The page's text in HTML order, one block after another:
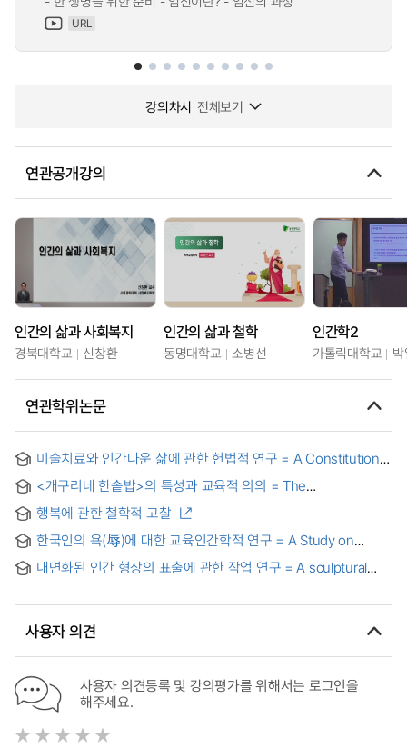
URL
강의차시 전체보기
연관공개강의
인간의 삶과 사회복지
경북대학교 신창환
인간의 삶과 철학
동명대학교 소병선
인간학2
가톨릭대학교
연관학위논문
미술치료와 인간다운 삶에 관한 헌법적 연구 = A Constitutional
<개구리네 한솥밥>의 특성과 교육적 의의 = The
행복에 관한 철학적 고찰
한국인의 욕(辱)에 대한 교육인간학적 연구 = A Study on
내면화된 인간 형상의 표출에 관한 작업 연구 = A sculptural
사용자 의견
사용자 의견등록 및 강의평가를 위해서는 로그인을
해주세요.